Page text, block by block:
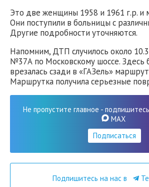
Это две женщины 1958 и 1961 г.р. и
Они поступили в больницы с
Другие подробности уточняются.
Напомним, ДТП случилось около
№37А по Московскому шоссе. Здесь
врезалась сзади в «ГАЗель»
Маршрутка получила серьезные
Не пропустите главное -
MAX
Подписаться
Подпишитесь на нас в